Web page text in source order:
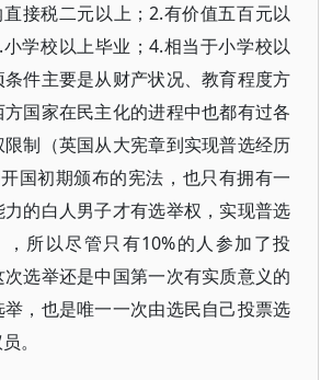
接税二元以上；2.有价值五百元以
学校以上毕业；4.相当于小学校以
件主要是从财产状况、教育程度方
国家在民主化的进程中也都有过各
制（英国从大宪章到实现普选经历
国初期颁布的宪法，也只有拥有一
的白人男子才有选举权，实现普选
，所以尽管只有10%的人参加了投
选举还是中国第一次有实质意义的
，也是唯一一次由选民自己投票选
。